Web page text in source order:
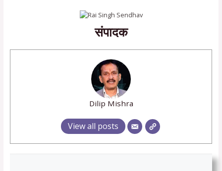
संपादक
Dilip Mishra
View all posts